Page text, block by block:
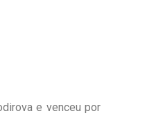
e venceu por